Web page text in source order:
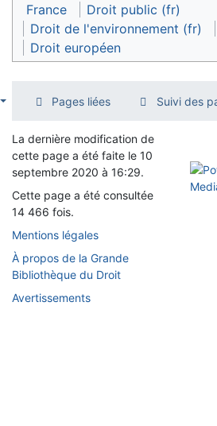
France
Droit public (fr)
Droit de l'environnement (fr)
Droit européen
Pages liées Suivi des
La dernière modification de
cette page a été faite le 10
septembre 2020 à 16:29.
Cette page a été consultée
14 466 fois.
Mentions légales
À propos de la Grande
Bibliothèque du Droit
Avertissements